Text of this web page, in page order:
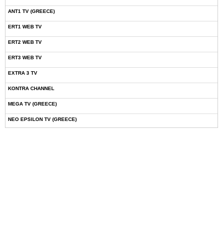
ANT1 TV (GREECE)
ERT1 WEB TV
ERT2 WEB TV
ERT3 WEB TV
EXTRA 3 TV
KONTRA CHANNEL
MEGA TV (GREECE)
NEO EPSILON TV (GREECE)